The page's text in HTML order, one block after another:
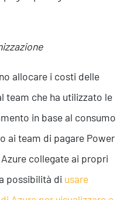
allocare i costi delle
team che ha utilizzato le
in base al consumo
ai team di pagare Power
collegate ai propri
possibilità di usare